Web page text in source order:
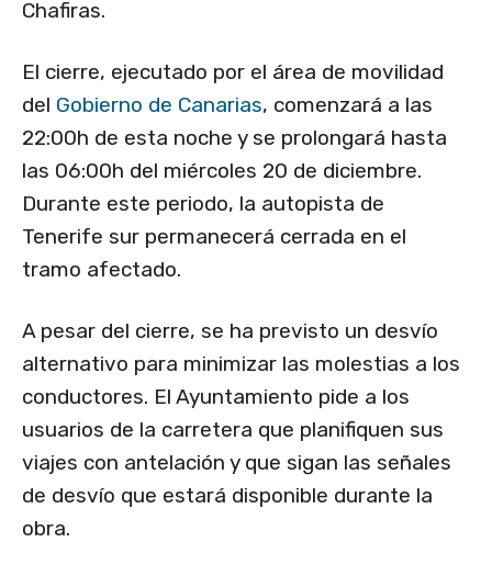
Chafiras.
El cierre, ejecutado por el área de movilidad
del Gobierno de Canarias, comenzará a las
22:00h de esta noche y se prolongará hasta
las 06:00h del miércoles 20 de diciembre.
Durante este periodo, la autopista de
Tenerife sur permanecerá cerrada en el
tramo afectado.
A pesar del cierre, se ha previsto un desvío
alternativo para minimizar las molestias a los
conductores. El Ayuntamiento pide a los
usuarios de la carretera que planifiquen sus
viajes con antelación y que sigan las señales
de desvío que estará disponible durante la
obra.